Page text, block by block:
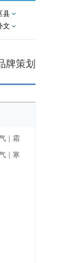
县
文
牌策划
｜霜
｜寒